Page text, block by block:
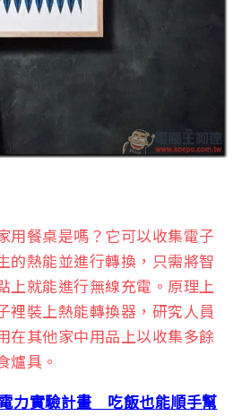
用餐桌是嗎？它可以收集電子
的熱能並進行轉換，只需將智
上就能進行無線充電。原理上
裡裝上熱能轉換器，研究人員
在其他家中用品上以收集多餘
爐具。
力實驗計畫 吃飯也能順手幫